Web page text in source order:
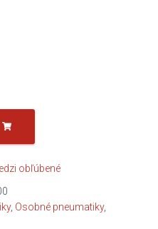
obľúbené
, Osobné pneumatiky,